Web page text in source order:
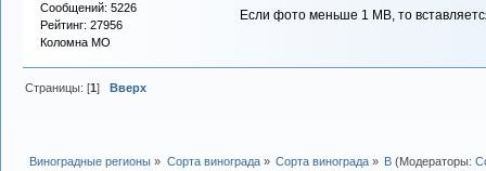
Сообщений: 5226
Рейтинг: 27956
Коломна МО
Если фото меньше 1 MB, то
Страницы: [1]Вверх
Виноградные регионы » Сорта винограда» Сорта винограда» В (Модераторы: